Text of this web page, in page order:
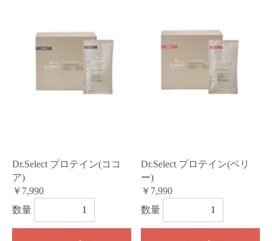
Dr.Select プロテイン(ココ
ア)
￥7,990
数量
Dr.Select プロテイン(ベリ
ー)
￥7,990
数量